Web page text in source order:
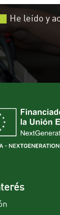
He leído y